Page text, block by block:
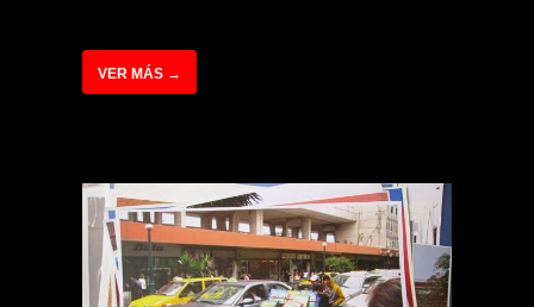
VER MÁS →